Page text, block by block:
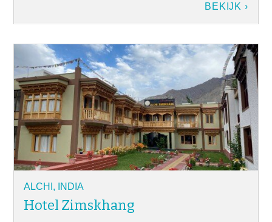
BEKIJK ›
ALCHI, INDIA
Hotel Zimskhang